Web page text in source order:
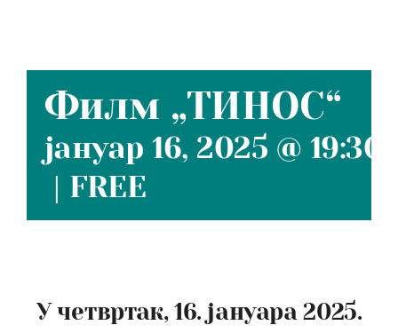
Филм „ТИНОС“
јануар 16, 2025 @ 19:30
| FREE
У четвртак, 16. јануара 2025.